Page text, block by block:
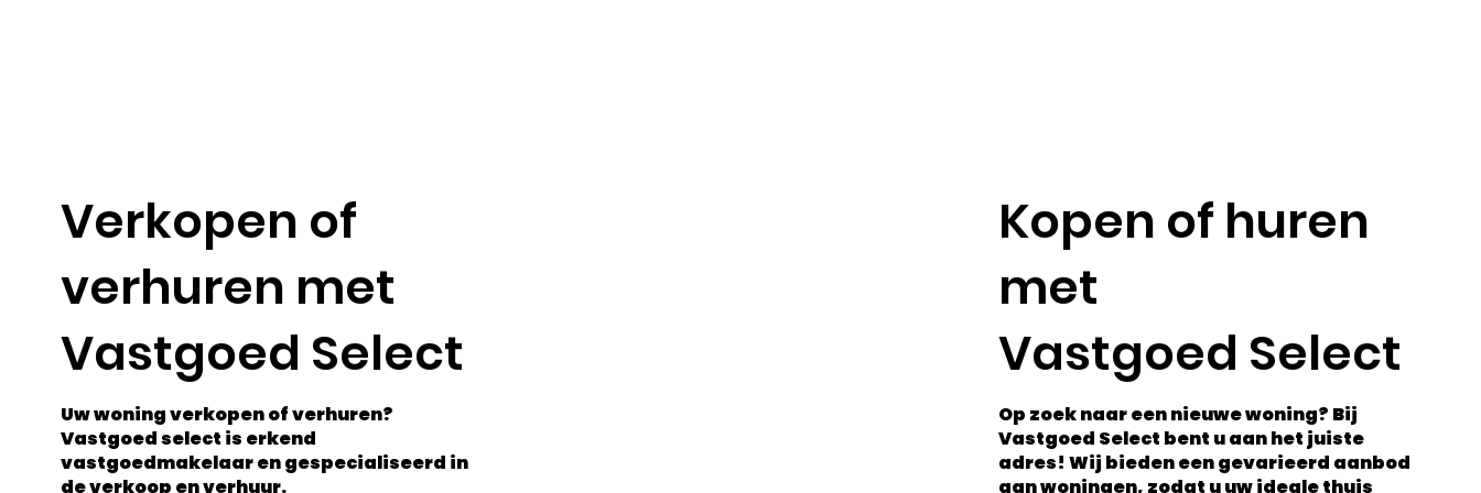
Kopen of huren
met
Vastgoed Select
Op zoek naar een nieuwe woning? Bij
Vastgoed Select bent u aan het juiste
adres! Wij bieden een gevarieerd aanbod
aan woningen, zodat u uw ideale thuis
Verkopen of
verhuren met
Vastgoed Select
Uw woning verkopen of verhuren?
Vastgoed select is erkend
vastgoedmakelaar en gespecialiseerd in
de verkoop en verhuur.​